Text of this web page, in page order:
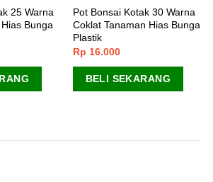
25 Warna
Bunga
Pot Bonsai Kotak 30 Warna
Coklat Tanaman Hias Bunga
Plastik
Rp 16.000
BELI SEKARANG